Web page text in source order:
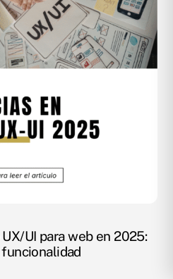
UI para web en 2025: